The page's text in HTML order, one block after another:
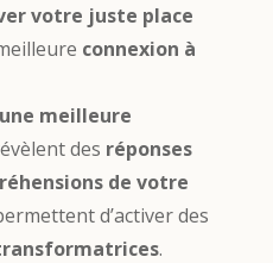
votre juste place
connexion à
une meilleure
des réponses
de votre
d’activer des
.